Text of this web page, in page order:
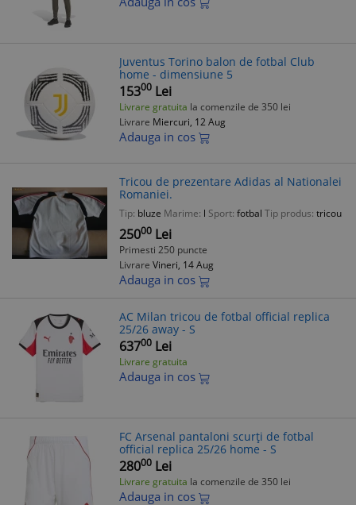
Juventus Torino balon de fotbal Club
home - dimensiune 5
15300 Lei
Livrare gratuita la comenzile de 350 lei
Livrare Miercuri, 12 Aug
Adauga in cos
Tricou de prezentare Adidas al Nationalei
Romaniei.
Tip: bluze Marime: l Sport: fotbal Tip produs: tricou
25000 Lei
Primesti 250 puncte
Livrare Vineri, 14 Aug
Adauga in cos
AC Milan tricou de fotbal official replica
25/26 away - S
63700 Lei
Livrare gratuita
Adauga in cos
FC Arsenal pantaloni scurți de fotbal
official replica 25/26 home - S
28000 Lei
Livrare gratuita la comenzile de 350 lei
Adauga in cos